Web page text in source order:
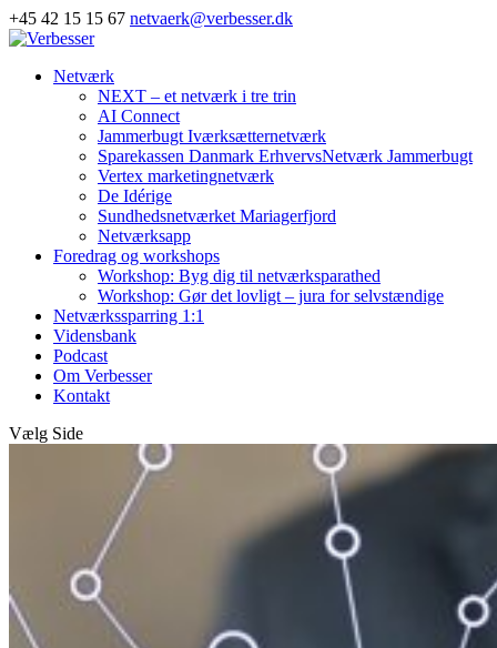
+45 42 15 15 67 netvaerk@verbesser.dk
Netværk
NEXT – et netværk i tre trin
AI Connect
Jammerbugt Iværksætternetværk
Sparekassen Danmark ErhvervsNetværk Jammerbugt
Vertex marketingnetværk
De Idérige
Sundhedsnetværket Mariagerfjord
Netværksapp
Foredrag og workshops
Workshop: Byg dig til netværksparathed
Workshop: Gør det lovligt – jura for selvstændige
Netværkssparring 1:1
Vidensbank
Podcast
Om Verbesser
Kontakt
Vælg Side